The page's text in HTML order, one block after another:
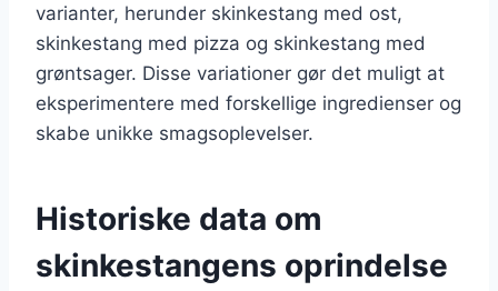
varianter, herunder skinkestang med ost,
skinkestang med pizza og skinkestang med
grøntsager. Disse variationer gør det muligt at
eksperimentere med forskellige ingredienser og
skabe unikke smagsoplevelser.
Historiske data om
skinkestangens oprindelse